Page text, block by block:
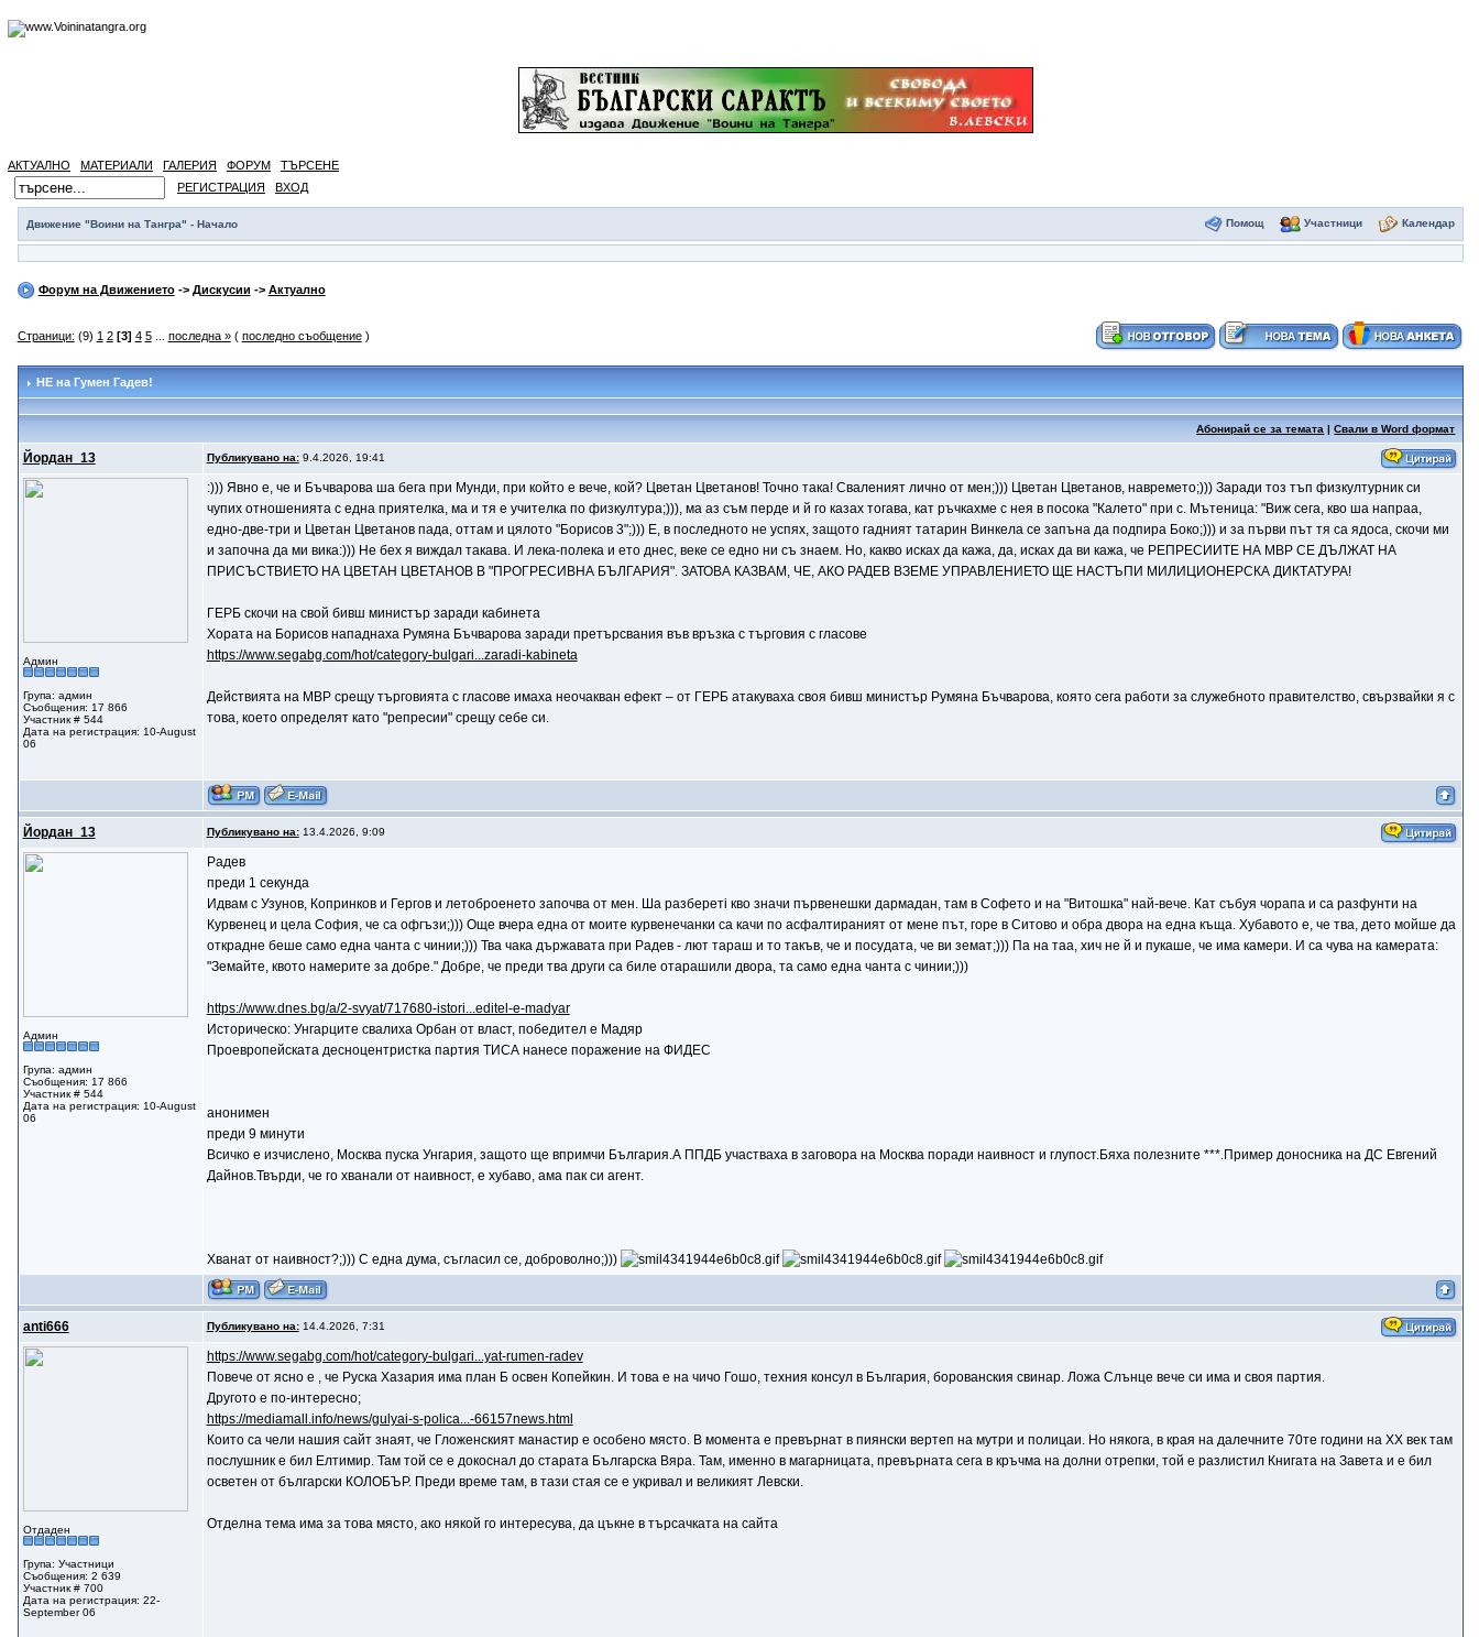
АКТУАЛНО МАТЕРИАЛИ ГАЛЕРИЯ ФОРУМ
ТЪРСЕНЕ
РЕГИСТРАЦИЯ
ВХОД
Движение "Воини на Тангра" - Начало Помощ Участници Календар
Форум на Движението-> Дискусии -> Актуално
Страници: (9) 1 2 [3] 4 5... последна »( последно съобщение)
НЕ на Гумен Гадев!
Абонирай се за темата |Свали в Word формат
Йордан_13 Публикувано на:9.4.2026, 19:41
Админ
Група: админ
Съобщения: 17 866
Участник # 544
Дата на регистрация: 10-August
06
:))) Явно е, че и Бъчварова ша бега при Мунди, при който е вече, кой? Цветан Цветанов! Точно така! Сваленият лично от мен;))) Цветан Цветанов, навремето;))) Заради тоз тъп физкултурник си
чупих отношенията с една приятелка, ма и тя е учителка по физкултура;))), ма аз съм перде и й го казах тогава, кат ръчкахме с нея в посока "Калето" при с. Мътеница: "Виж сега, кво ша напраа,
едно-две-три и Цветан Цветанов пада, оттам и цялото "Борисов 3";))) Е, в последното не успях, защото гадният татарин Винкела се запъна да подпира Боко;))) и за първи път тя са ядоса, скочи ми
и започна да ми вика:))) Не бех я виждал такава. И лека-полека и ето днес, веке се едно ни съ знаем. Но, какво исках да кажа, да, исках да ви кажа, че РЕПРЕСИИТЕ НА МВР СЕ ДЪЛЖАТ НА
ПРИСЪСТВИЕТО НА ЦВЕТАН ЦВЕТАНОВ В "ПРОГРЕСИВНА БЪЛГАРИЯ". ЗАТОВА КАЗВАМ, ЧЕ, АКО РАДЕВ ВЗЕМЕ УПРАВЛЕНИЕТО ЩЕ НАСТЪПИ МИЛИЦИОНЕРСКА ДИКТАТУРА!
ГЕРБ скочи на свой бивш министър заради кабинета
Хората на Борисов нападнаха Румяна Бъчварова заради претърсвания във връзка с търговия с гласове
https://www.segabg.com/hot/category-bulgari...zaradi-kabineta
Действията на МВР срещу търговията с гласове имаха неочакван ефект – от ГЕРБ атакуваха своя бивш министър Румяна Бъчварова, която сега работи за служебното правителство, свързвайки я с
това, което определят като "репресии" срещу себе си.
Йордан_13 Публикувано на:13.4.2026, 9:09
Админ
Група: админ
Съобщения: 17 866
Участник # 544
Дата на регистрация: 10-August
06
Радев
преди 1 секунда
Идвам с Узунов, Копринков и Гергов и летоброенето започва от мен. Ша разберетi кво значи първенешки дармадан, там в Софето и на "Витошка" най-вече. Кат събуя чорапа и са разфунти на
Курвенец и цела София, че са офгъзи;))) Oще вчера една от моите курвенечанки са качи по асфалтираният от мене път, горе в Ситово и обра двора на една къща. Хубавото е, че тва, дето мойше да
открадне беше само една чанта с чинии;))) Тва чака държавата при Радев - лют тараш и то такъв, че и посудата, че ви земат;))) Па на таа, хич не й и пукаше, че има камери. И са чува на камерата:
"Земайте, квото намерите за добре." Добре, че преди тва други са биле отарашили двора, та само една чанта с чинии;)))
https://www.dnes.bg/a/2-svyat/717680-istori...editel-e-madyar
Историческо: Унгарците свалиха Орбан от власт, победител е Мадяр
Проевропейската десноцентристка партия ТИСА нанесе поражение на ФИДЕС
анонимен
преди 9 минути
Всичко е изчислено, Москва пуска Унгария, защото ще впримчи България.А ППДБ участваха в заговора на Москва поради наивност и глупост.Бяха полезните ***.Пример доносника на ДС Евгений
Дайнов.Твърди, че го хванали от наивност, е хубаво, ама пак си агент.
Хванат от наивност?;))) С една дума, съгласил се, доброволно;)))
anti666 Публикувано на:14.4.2026, 7:31
Отдаден
Група: Участници
Съобщения: 2 639
Участник # 700
Дата на регистрация: 22-
September 06
https://www.segabg.com/hot/category-bulgari...yat-rumen-radev
Повече от ясно е , че Руска Хазария има план Б освен Копейкин. И това е на чичо Гошо, техния консул в България, борованския свинар. Ложа Слънце вече си има и своя партия.
Другото е по-интересно;
https://mediamall.info/news/gulyai-s-polica...-66157news.html
Които са чели нашия сайт знаят, че Гложенският манастир е особено място. В момента е превърнат в пиянски вертеп на мутри и полицаи. Но някога, в края на далечните 70те години на ХХ век там
послушник е бил Елтимир. Там той се е докоснал до старата Българска Вяра. Там, именно в магарницата, превърната сега в кръчма на долни отрепки, той е разлистил Книгата на Завета и е бил
осветен от български КОЛОБЪР. Преди време там, в тази стая се е укривал и великият Левски.
Отделна тема има за това място, ако някой го интересува, да цъкне в търсачката на сайта